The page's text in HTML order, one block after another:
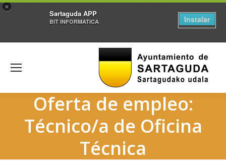
×
Sartaguda APP
BIT INFORMATICA Instalar
Oferta de empleo:
Técnico/a de Oficina
Técnica